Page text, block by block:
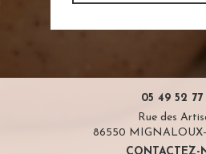
05 49 52 77
Rue des
86550
CONTACTEZ-